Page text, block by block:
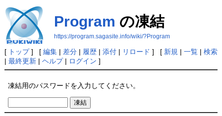
Program の凍結
https://program.sagasite.info/wiki/?Program
[ トップ] [ 編集| 差分| 履歴| 添付| リロード ] [ 新規 | 一覧| 検索
| 最終更新| ヘルプ| ログイン ]
凍結用のパスワードを入力してください。